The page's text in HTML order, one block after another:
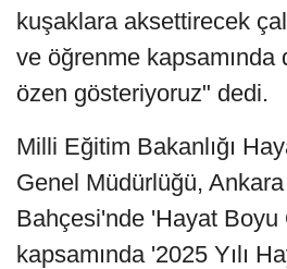
kuşaklara aksettirecek
ve öğrenme kapsamında
özen gösteriyoruz" dedi.
Milli Eğitim Bakanlığı
Genel Müdürlüğü,
Bahçesi'nde 'Hayat Boyu
kapsamında '2025 Yılı